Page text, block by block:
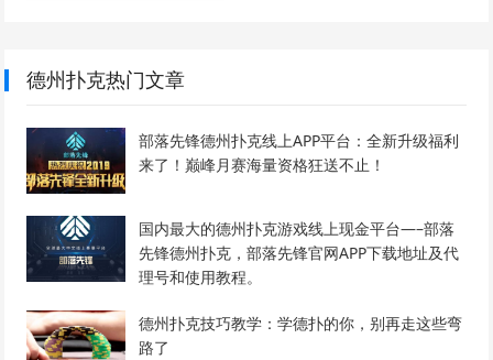
德州扑克热门文章
部落先锋德州扑克线上APP平台：全新升级福利
来了！巅峰月赛海量资格狂送不止！
国内最大的德州扑克游戏线上现金平台—–部落
先锋德州扑克，部落先锋官网APP下载地址及代
理号和使用教程。
德州扑克技巧教学：学德扑的你，别再走这些弯
路了